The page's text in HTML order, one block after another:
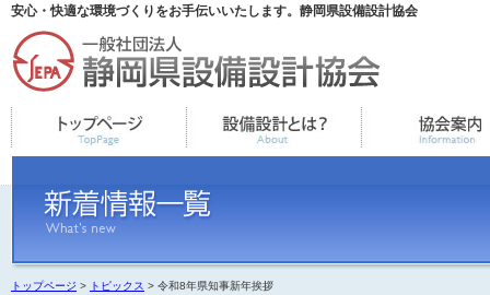
安心・快適な環境づくりをお手伝いいたします。静岡県設備設計協会
トップページ > トピックス > 令和8年県知事新年挨拶